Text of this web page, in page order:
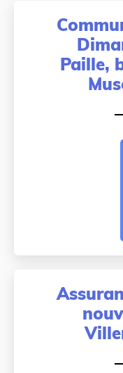
Paille,